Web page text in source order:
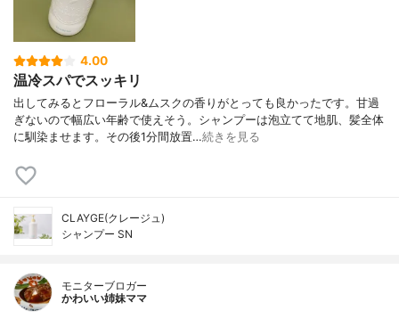
4.00
温冷スパでスッキリ
出してみるとフローラル&ムスクの香りがとっても良かったです。甘過
ぎないので幅広い年齢で使えそう。シャンプーは泡立てて地肌、髪全体
に馴染ませます。その後1分間放置…続きを見る
CLAYGE(クレージュ)
シャンプー SN
モニターブロガー
かわいい姉妹ママ